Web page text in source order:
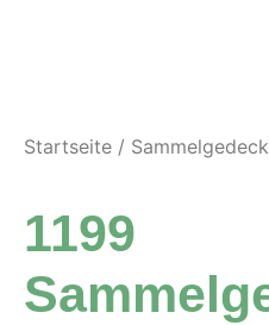
Startseite /
1199